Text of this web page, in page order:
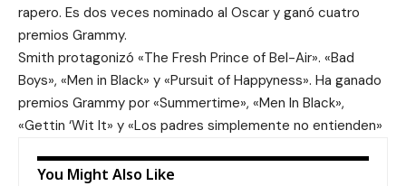
rapero. Es dos veces nominado al Oscar y ganó cuatro
premios Grammy.
Smith protagonizó «The Fresh Prince of Bel-Air». «Bad
Boys», «Men in Black» y «Pursuit of Happyness». Ha ganado
premios Grammy por «Summertime», «Men In Black»,
«Gettin ‘Wit It» y «Los padres simplemente no entienden»
You Might Also Like